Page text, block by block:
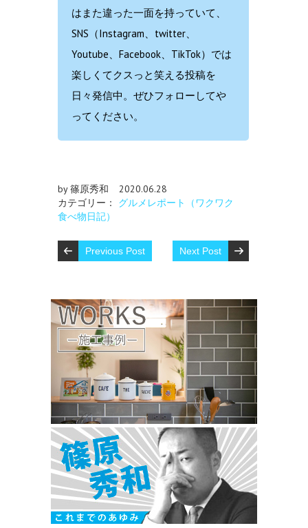
はまた違った一面を持っていて、
SNS（Instagram、twitter、
Youtube、Facebook、TikTok）では
楽しくてクスっと笑える投稿を
日々発信中。ぜひフォローしてや
ってください。
by 篠原秀和
2020.06.28
カテゴリー： グルメレポート（ワクワク
食べ物日記）
Previous Post Next Post